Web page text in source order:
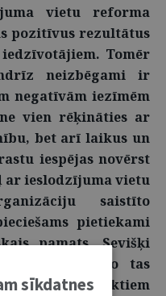
vietu reforma
pozitīvus rezultātus
Tomēr
neizbēgami ir
negatīvām iezīmēm
vien rēķināties ar
bet arī laikus un
iespējas novērst
ar ieslodzījuma vietu
saistīto
pietiekami
pamats. Sevišķi
objektivitāti, jo tas
līmenī veiktiem
sīkdatnes